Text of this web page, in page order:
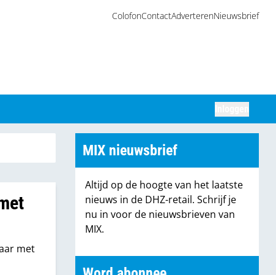
ColofonContactAdverterenNieuwsbrief
met
MIX nieuwsbrief
Altijd op de hoogte van het laatste
nieuws in de DHZ-retail. Schrijf je
nu in voor de nieuwsbrieven van
MIX.